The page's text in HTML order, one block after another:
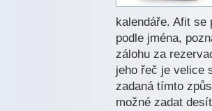
kalendáře. Afit se
podle jména,
zálohu za
jeho řeč je velice
zadaná tímto
možné zadat